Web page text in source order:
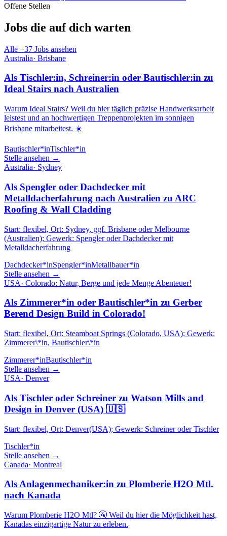
Offene Stellen
Jobs die auf dich warten
Alle +37 Jobs ansehen
Australia· Brisbane
Als Tischler:in, Schreiner:in oder Bautischler:in zu
Ideal Stairs nach Australien
Warum Ideal Stairs? Weil du hier täglich präzise Handwerksarbeit
leistest und an hochwertigen Treppenprojekten im sonnigen
Brisbane mitarbeitest. ☀️
Bautischler*inTischler*in
Stelle ansehen →
Australia· Sydney
Als Spengler oder Dachdecker mit
Metalldacherfahrung nach Australien zu ARC
Roofing & Wall Cladding
Start: flexibel, Ort: Sydney, ggf. Brisbane oder Melbourne
(Australien); Gewerk: Spengler oder Dachdecker mit
Metalldacherfahrung
Dachdecker*inSpengler*inMetallbauer*in
Stelle ansehen →
USA· Colorado: Natur, Berge und jede Menge Abenteuer!
Als Zimmerer*in oder Bautischler*in zu Gerber
Berend Design Build in Colorado!
Start: flexibel, Ort: Steamboat Springs (Colorado, USA); Gewerk:
Zimmerer\*in, Bautischler\*in
Zimmerer*inBautischler*in
Stelle ansehen →
USA· Denver
Als Tischler oder Schreiner zu Watson Mills and
Design in Denver (USA) 🇺🇸
Start: flexibel, Ort: Denver(USA); Gewerk: Schreiner oder Tischler
Tischler*in
Stelle ansehen →
Canada· Montreal
Als Anlagenmechaniker:in zu Plomberie H2O Mtl.
nach Kanada
Warum Plomberie H2O Mtl? 🚰 Weil du hier die Möglichkeit hast,
Kanadas einzigartige Natur zu erleben.